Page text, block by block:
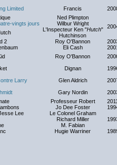
Limited
Francis
Ned Plimpton
vingts jours
Wilbur Wright
L'Inspecteur Ken "Hutch"
Hutchinson
2
Roy O'Bannon
Eli Cash
Roy O'Bannon
Dignan
Larry Glen Aldrich
Gary Nordin
Professeur Robert
Jo Dee Foster
Lee
Le Colonel Graham
Richard Miller
M. Fabian
Hugie Warriner